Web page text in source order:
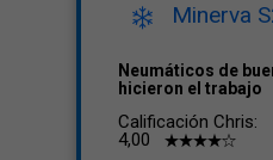
Minerva
Neumáticos de
hicieron el trabajo
Calificación Chris:
4,00